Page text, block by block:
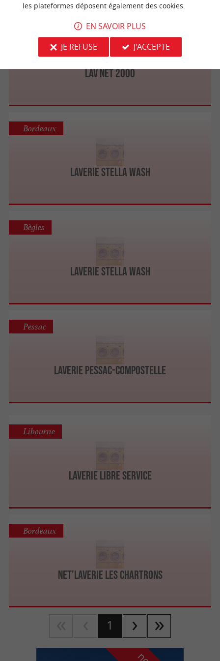
LAV NET 2000
LAVERIE STELLA WASH
Bordeaux
LAVERIE STELLA WASH
Bègles
Laverie Pessac-Compostelle
Pessac
Laverie Libre Service
Libourne
Net'Laverie Les Chartrons
Bordeaux
1
les plateformes déposent également des cookies.
EN SAVOIR PLUS
JE REFUSE
J'ACCEPTE